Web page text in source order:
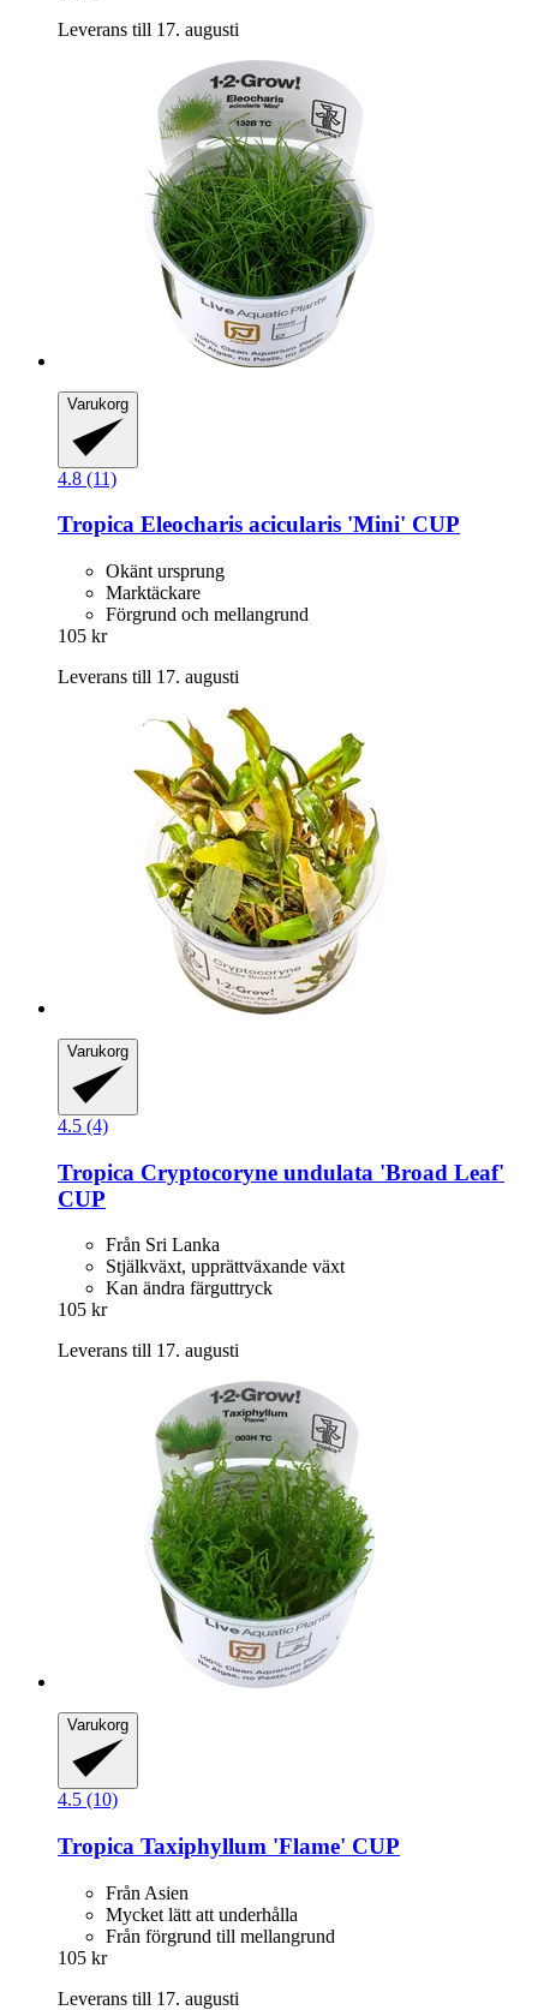
Leverans till 17. augusti
Varukorg
4.8 (11)
Tropica Eleocharis acicularis 'Mini' CUP
Okänt ursprung
Marktäckare
Förgrund och mellangrund
105 kr
Leverans till 17. augusti
Varukorg
4.5 (4)
Tropica Cryptocoryne undulata 'Broad Leaf'
CUP
Från Sri Lanka
Stjälkväxt, upprättväxande växt
Kan ändra färguttryck
105 kr
Leverans till 17. augusti
Varukorg
4.5 (10)
Tropica Taxiphyllum 'Flame' CUP
Från Asien
Mycket lätt att underhålla
Från förgrund till mellangrund
105 kr
Leverans till 17. augusti